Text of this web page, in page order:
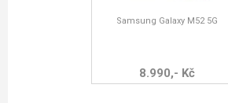
Samsung Galaxy M52 5G
8.990,- Kč